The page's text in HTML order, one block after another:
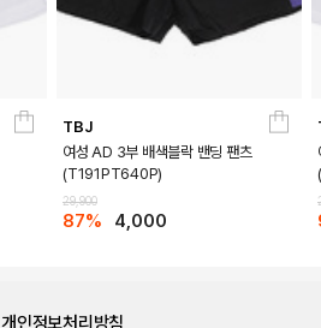
TBJ
여성 AD 3부 배색블락 밴딩 팬츠
(T191PT640P)
29,900
87% 4,000
개인정보처리방침